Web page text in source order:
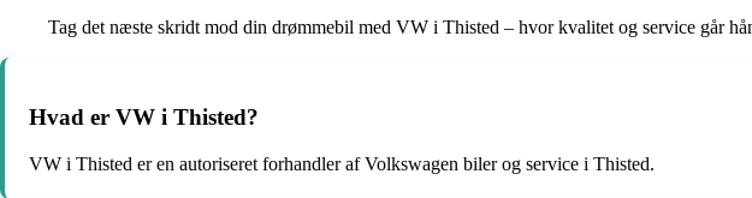
Tag det næste skridt mod din drømmebil med VW i Thisted – hvor kvalitet og service går
Hvad er VW i Thisted?
VW i Thisted er en autoriseret forhandler af Volkswagen biler og service i Thisted.